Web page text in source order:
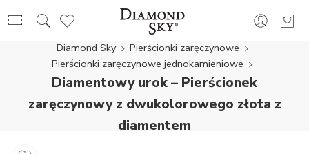
Diamond Sky
Pierścionki zaręczynowe
Pierścionki zaręczynowe jednokamieniowe
Diamentowy urok – Pierścionek
zaręczynowy z dwukolorowego złota z
diamentem